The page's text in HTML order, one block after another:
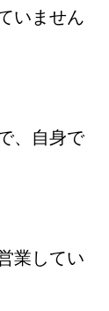
いません
、自身で
業してい